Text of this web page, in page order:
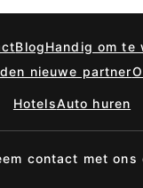
BlogHandig om te
nieuwe partner
HotelsAuto huren
contact met ons